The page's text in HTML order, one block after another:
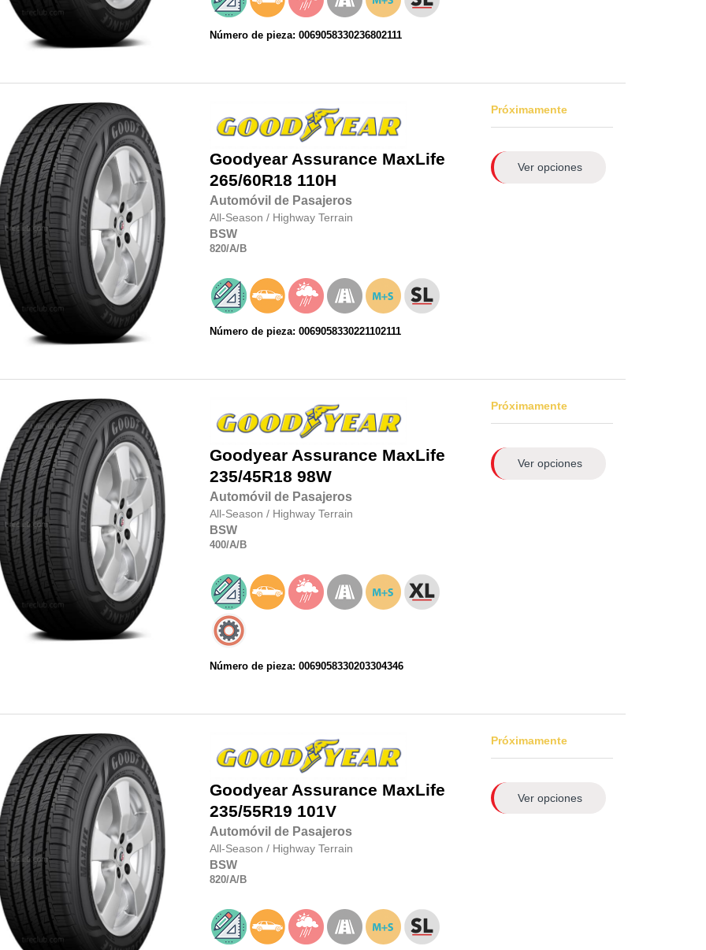
Número de pieza: 0069058330236802111
Goodyear Assurance MaxLife
265/60R18 110H
Automóvil de Pasajeros
All-Season / Highway Terrain
BSW
820/A/B
Número de pieza: 0069058330221102111
Próximamente
Ver opciones
Goodyear Assurance MaxLife
235/45R18 98W
Automóvil de Pasajeros
All-Season / Highway Terrain
BSW
400/A/B
Número de pieza: 0069058330203304346
Próximamente
Ver opciones
Goodyear Assurance MaxLife
235/55R19 101V
Automóvil de Pasajeros
All-Season / Highway Terrain
BSW
820/A/B
Próximamente
Ver opciones